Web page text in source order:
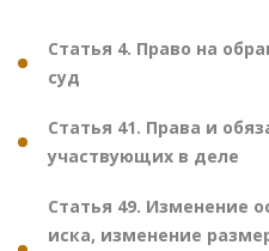
Статья 4. Право на
суд
Статья 41. Права и
участвующих в деле
Статья 49. Изменение
иска, изменение